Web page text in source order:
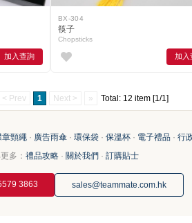
加入查詢
BX-304
筷子
Chopsticks
加入
< Prev 1 Next > » Total: 12 item [1/1]
章頸繩 · 廣告雨傘 · 環保袋 · 保溫杯 · 電子禮品 · 行
多： 禮品攻略 · 關於我們 · 訂購貼士
3863 sales@teammate.com.hk